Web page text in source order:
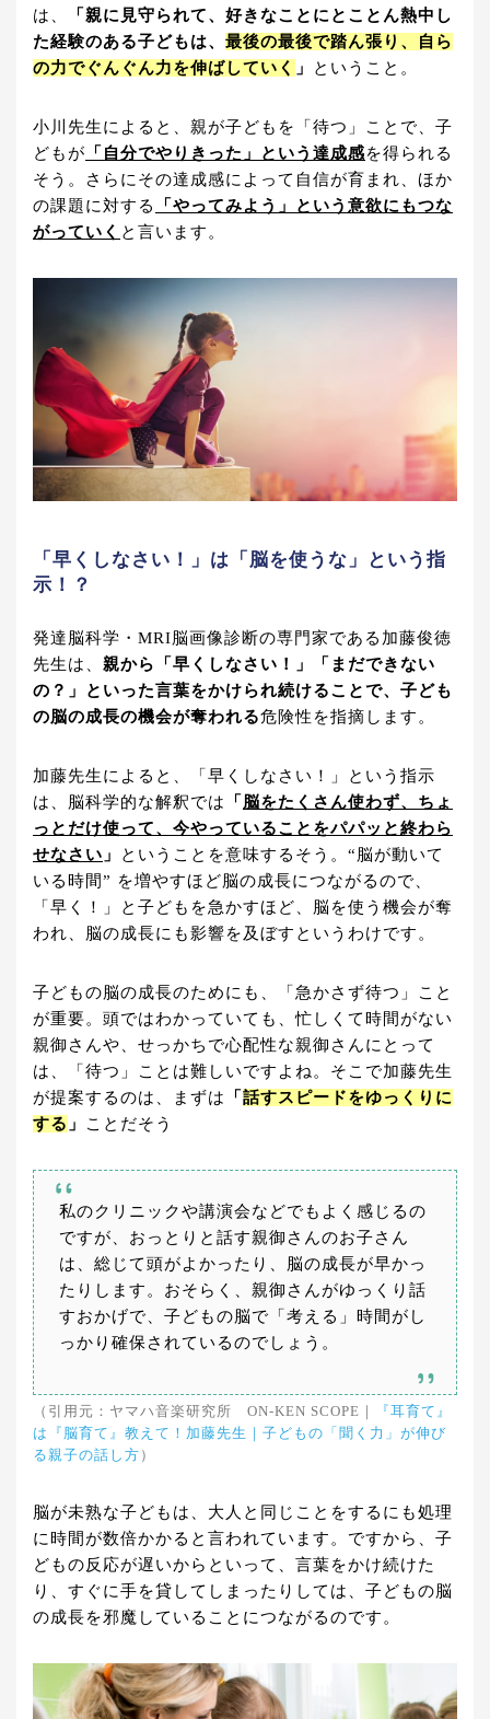
は、
「親に見守られて、好きなことにとことん熱中し
た経験のある子どもは、 最後の最後で踏ん張り、自ら
の力でぐんぐん力を伸ばしていく
」 ということ。
小川先生によると、親が子どもを「待つ」ことで、子
どもが 「自分でやりきった」という達成感を得られる
そう。さらにその達成感によって自信が育まれ、ほか
の課題に対する
「やってみよう」という意欲にもつな
がっていく と言います。
「早くしなさい！」は「脳を使うな」という指
示！？
発達脳科学・MRI脳画像診断の専門家である加藤俊徳
先生は、 親から「早くしなさい！」「まだできない
の？」といった言葉をかけられ続けることで、子ども
の脳の成長の機会が奪われる危険性を指摘します。
加藤先生によると、「早くしなさい！」という指示
は、脳科学的な解釈では
「 脳をたくさん使わず、ちょ
っとだけ使って、今やっていることをパパッと終わら
せなさい 」
ということを意味するそう。“脳が動いて
いる時間” を増やすほど脳の成長につながるので、
「早く！」と子どもを急かすほど、脳を使う機会が奪
われ、脳の成長にも影響を及ぼすというわけです。
子どもの脳の成長のためにも、「急かさず待つ」こと
が重要。頭ではわかっていても、忙しくて時間がない
親御さんや、せっかちで心配性な親御さんにとって
は、「待つ」ことは難しいですよね。そこで加藤先生
が提案するのは、まずは
「 話すスピードをゆっくりに
する 」 ことだそう
私のクリニックや講演会などでもよく感じるの
ですが、おっとりと話す親御さんのお子さん
は、総じて頭がよかったり、脳の成長が早かっ
たりします。おそらく、親御さんがゆっくり話
すおかげで、子どもの脳で「考える」時間がし
っかり確保されているのでしょう。
（引用元：ヤマハ音楽研究所 ON-KEN SCOPE｜
『耳育て』
は『脳育て』教えて！加藤先生｜子どもの「聞く力」が伸び
る親子の話し方 ）
脳が未熟な子どもは、大人と同じことをするにも処理
に時間が数倍かかると言われています。ですから、子
どもの反応が遅いからといって、言葉をかけ続けた
り、すぐに手を貸してしまったりしては、子どもの脳
の成長を邪魔していることにつながるのです。